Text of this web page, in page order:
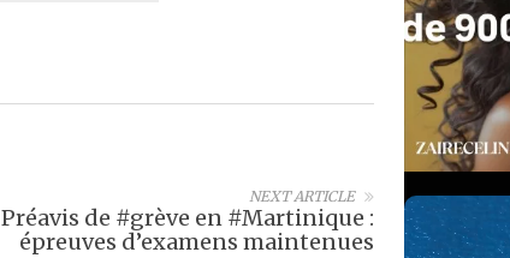
NEXT ARTICLE
Préavis de #grève en #Martinique :
épreuves d’examens maintenues